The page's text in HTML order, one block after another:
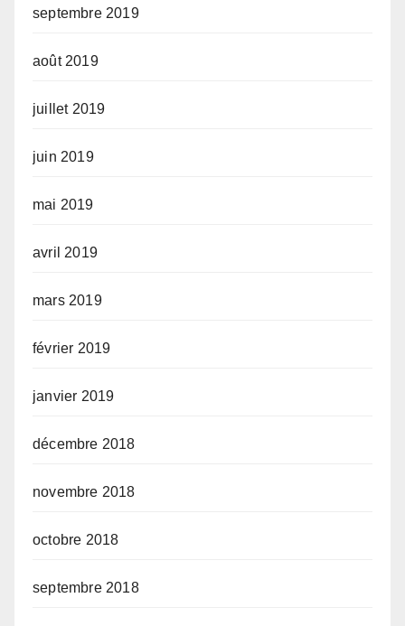
septembre 2019
août 2019
juillet 2019
juin 2019
mai 2019
avril 2019
mars 2019
février 2019
janvier 2019
décembre 2018
novembre 2018
octobre 2018
septembre 2018